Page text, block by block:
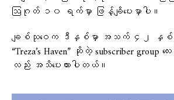
ဩဂုတ် ၁၀ ရက်မှာ ဖြန့်ချိပေးမှာပါ။
ချစ်သုဝေက ဒီနှစ်မှာ အသက် ၄၂ နှစ်ပြ
“Treza’s Haven” ဆိုတဲ့ subscriber group လ
လည်း အသိပေးထားပါတယ်။